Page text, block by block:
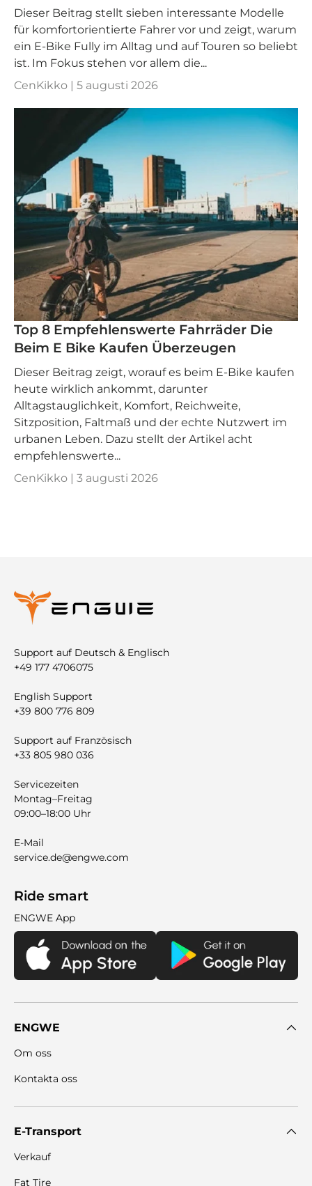
Dieser Beitrag stellt sieben interessante Modelle
für komfortorientierte Fahrer vor und zeigt, warum
ein E-Bike Fully im Alltag und auf Touren so beliebt
ist. Im Fokus stehen vor allem die...
CenKikko | 5 augusti 2026
Top 8 Empfehlenswerte Fahrräder Die
Beim E Bike Kaufen Überzeugen
Dieser Beitrag zeigt, worauf es beim E-Bike kaufen
heute wirklich ankommt, darunter
Alltagstauglichkeit, Komfort, Reichweite,
Sitzposition, Faltmaß und der echte Nutzwert im
urbanen Leben. Dazu stellt der Artikel acht
empfehlenswerte...
CenKikko | 3 augusti 2026
Support auf Deutsch & Englisch
+49 177 4706075
English Support
+39 800 776 809
Support auf Französisch
+33 805 980 036
Servicezeiten
Montag–Freitag
09:00–18:00 Uhr
E-Mail
service.de@engwe.com
Ride smart
ENGWE App
ENGWE
Om oss
Kontakta oss
E-Transport
Verkauf
Fat Tire